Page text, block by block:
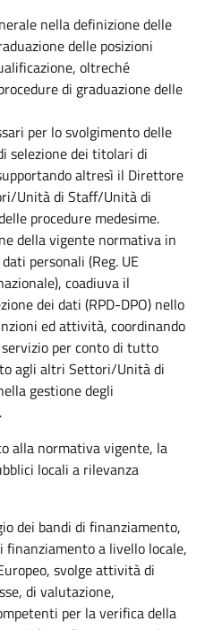
nella definizione delle
delle posizioni
oltreché
di graduazione delle
per lo svolgimento delle
selezione dei titolari di
altresì il Direttore
Unità di Staff/Unità di
procedure medesime.
della vigente normativa in
personali (Reg. UE
coadiuva il
dei dati (RPD-DPO) nello
ed attività, coordinando
per conto di tutto
agli altri Settori/Unità di
gestione degli
alla normativa vigente, la
locali a rilevanza
dei bandi di finanziamento,
a livello locale,
svolge attività di
di valutazione,
per la verifica della